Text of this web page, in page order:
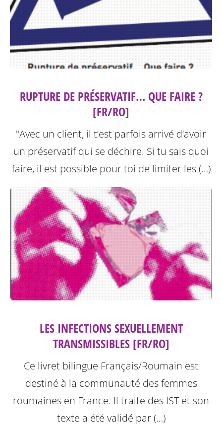
RUPTURE DE PRÉSERVATIF… QUE FAIRE ?
[FR/RO]
"Avec un client, il t’est parfois arrivé d’avoir
un préservatif qui se déchire. Si tu sais quoi
faire, il est possible pour toi de limiter les (…)
LES INFECTIONS SEXUELLEMENT
TRANSMISSIBLES [FR/RO]
Ce livret bilingue Français/Roumain est
destiné à la communauté des femmes
roumaines en France. Il traite des IST et son
texte a été validé par (…)